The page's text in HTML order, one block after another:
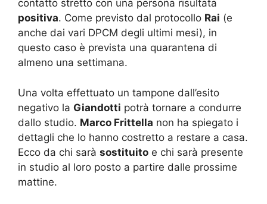
contatto stretto con una persona risultata
positiva. Come previsto dal protocollo Rai (e
anche dai vari DPCM degli ultimi mesi), in
questo caso è prevista una quarantena di
almeno una settimana.
Una volta effettuato un tampone dall’esito
negativo la Giandotti potrà tornare a condurre
dallo studio. Marco Frittella non ha spiegato i
dettagli che lo hanno costretto a restare a casa.
Ecco da chi sarà sostituito e chi sarà presente
in studio al loro posto a partire dalle prossime
mattine.